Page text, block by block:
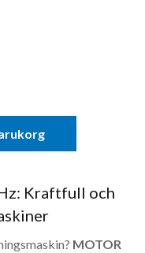
Kraftfull och
MOTOR